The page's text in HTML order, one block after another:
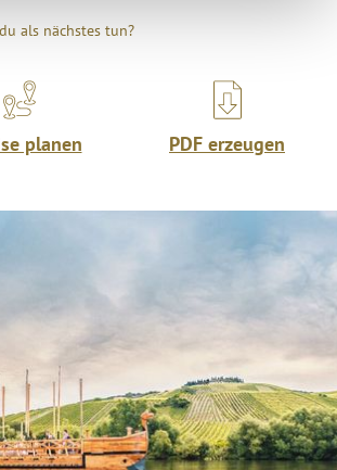
als nächstes tun?
planen PDF erzeugen